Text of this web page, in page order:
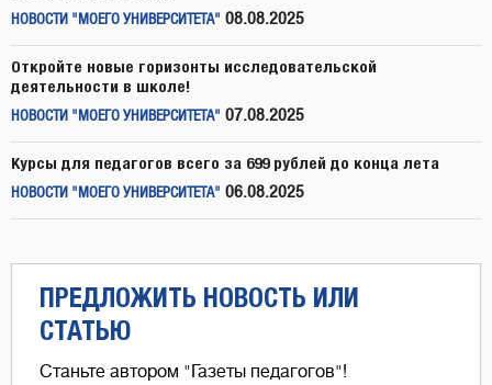
НОВОСТИ "МОЕГО УНИВЕРСИТЕТА" 08.08.2025
Откройте новые горизонты исследовательской
деятельности в школе!
НОВОСТИ "МОЕГО УНИВЕРСИТЕТА" 07.08.2025
Курсы для педагогов всего за 699 рублей до конца лета
НОВОСТИ "МОЕГО УНИВЕРСИТЕТА" 06.08.2025
ПРЕДЛОЖИТЬ НОВОСТЬ ИЛИ
СТАТЬЮ
Станьте автором "Газеты педагогов"!